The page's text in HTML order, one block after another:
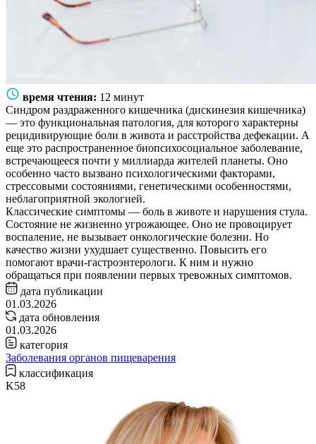
время чтения: 12 минут
Синдром раздраженного кишечника (дискинезия кишечника)
— это функциональная патология, для которого характерны
рецидивирующие боли в живота и расстройства дефекации. А
еще это распространенное биопсихосоциальное заболевание,
встречающееся почти у миллиарда жителей планеты. Оно
особенно часто вызвано психологическими факторами,
стрессовыми состояниями, генетическими особенностями,
неблагоприятной экологией.
Классические симптомы — боль в животе и нарушения стула.
Состояние не жизненно угрожающее. Оно не провоцирует
воспаление, не вызывает онкологические болезни. Но
качество жизни ухудшает существенно. Повысить его
помогают врачи-гастроэнтерологи. К ним и нужно
обращаться при появлении первых тревожных симптомов.
дата публикации
01.03.2026
дата обновления
01.03.2026
категория
Заболевания органов пищеварения
классификация
K58